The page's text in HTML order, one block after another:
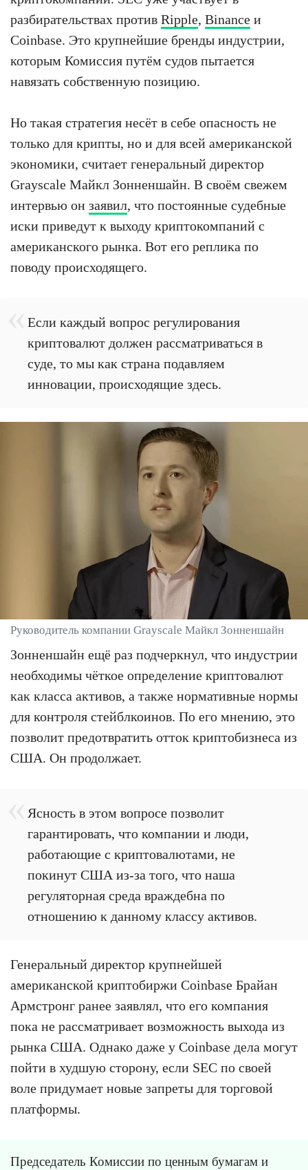
разбирательствах против Ripple, Binance и
Coinbase. Это крупнейшие бренды индустрии,
которым Комиссия путём судов пытается
навязать собственную позицию.
Но такая стратегия несёт в себе опасность не
только для крипты, но и для всей американской
экономики, считает генеральный директор
Grayscale Майкл Зонненшайн. В своём свежем
интервью он заявил, что постоянные судебные
иски приведут к выходу криптокомпаний с
американского рынка. Вот его реплика по
поводу происходящего.
Если каждый вопрос регулирования
криптовалют должен рассматриваться в
суде, то мы как страна подавляем
инновации, происходящие здесь.
Руководитель компании Grayscale Майкл Зонненшайн
Зонненшайн ещё раз подчеркнул, что индустрии
необходимы чёткое определение криптовалют
как класса активов, а также нормативные нормы
для контроля стейблкоинов. По его мнению, это
позволит предотвратить отток криптобизнеса из
США. Он продолжает.
Ясность в этом вопросе позволит
гарантировать, что компании и люди,
работающие с криптовалютами, не
покинут США из-за того, что наша
регуляторная среда враждебна по
отношению к данному классу активов.
Генеральный директор крупнейшей
американской криптобиржи Coinbase Брайан
Армстронг ранее заявлял, что его компания
пока не рассматривает возможность выхода из
рынка США. Однако даже у Coinbase дела могут
пойти в худшую сторону, если SEC по своей
воле придумает новые запреты для торговой
платформы.
Председатель Комиссии по ценным бумагам и